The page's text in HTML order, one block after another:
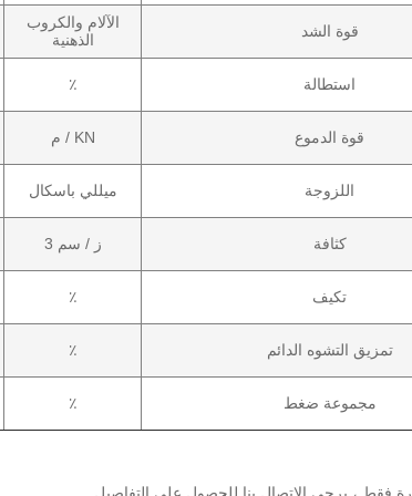
قوة الشد
الآلام والكروب
الذهنية
استطالة ٪
قوة الدموع KN / م
اللزوجة ميللي باسكال
كثافة ز / سم 3
تكيف ٪
تمزيق التشوه الدائم ٪
مجموعة ضغط ٪